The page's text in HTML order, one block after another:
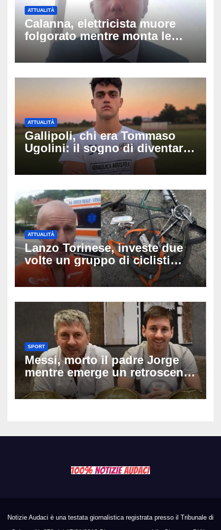
ATTUALITÀ
Calanna, elettricista muore
folgorato mentre monta le
luminarie della festa: chi era
Fabio Calabrò e cosa è
ATTUALITÀ
Gallipoli, chi era Tommaso
Ugolini: il sogno di diventare
medico e la fascia da
capitano, il dolore di Bologna
ATTUALITÀ
Lanzo Torinese, investe due
volte un gruppo di ciclisti
dopo una lite: arrestato
73enne, il racconto choc di un
SPORT
Messi, morto il padre Jorge
mentre emerge un retroscena
choc: le minacce di morte al
fuoriclasse durante i Mondiali
Notizie Audaci è una testata giornalistica registrata presso il Tribunale di